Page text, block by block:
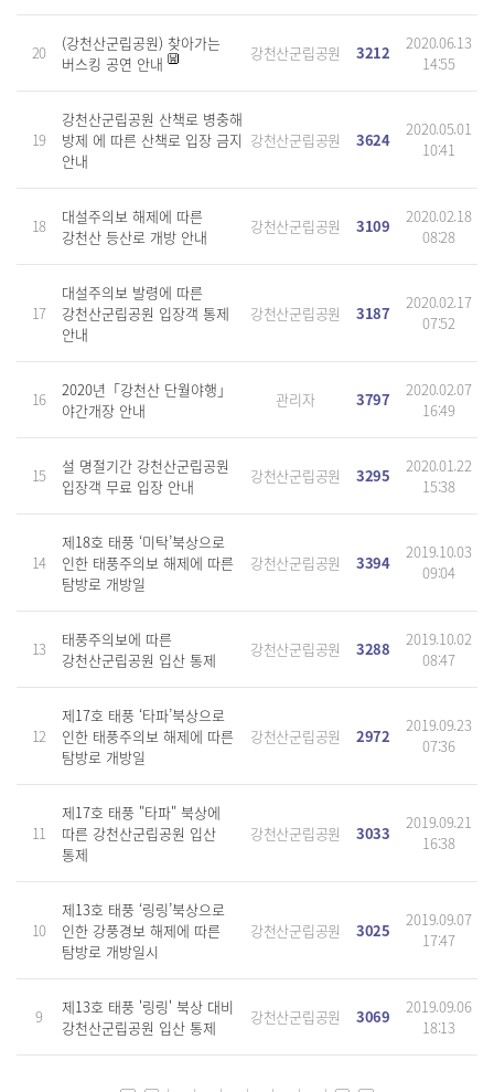
20
(강천산군립공원) 찾아가는
버스킹 공연 안내
강천산군립공원 3212
2020.06.13
14:55
19
강천산군립공원 산책로 병충해
방제 에 따른 산책로 입장 금지
안내
강천산군립공원 3624
2020.05.01
10:41
18
대설주의보 해제에 따른
강천산 등산로 개방 안내
강천산군립공원 3109
2020.02.18
08:28
17
대설주의보 발령에 따른
강천산군립공원 입장객 통제
안내
강천산군립공원 3187
2020.02.17
07:52
16
2020년「강천산 단월야행」
야간개장 안내
관리자 3797
2020.02.07
16:49
15
설 명절기간 강천산군립공원
입장객 무료 입장 안내
강천산군립공원 3295
2020.01.22
15:38
14
제18호 태풍 ‘미탁’북상으로
인한 태풍주의보 해제에 따른
탐방로 개방일
강천산군립공원 3394
2019.10.03
09:04
13
태풍주의보에 따른
강천산군립공원 입산 통제
강천산군립공원 3288
2019.10.02
08:47
12
제17호 태풍 ‘타파’북상으로
인한 태풍주의보 해제에 따른
탐방로 개방일
강천산군립공원 2972
2019.09.23
07:36
11
제17호 태풍 "타파" 북상에
따른 강천산군립공원 입산
통제
강천산군립공원 3033
2019.09.21
16:38
10
제13호 태풍 ‘링링’북상으로
인한 강풍경보 해제에 따른
탐방로 개방일시
강천산군립공원 3025
2019.09.07
17:47
9
제13호 태풍 '링링' 북상 대비
강천산군립공원 입산 통제
강천산군립공원 3069
2019.09.06
18:13